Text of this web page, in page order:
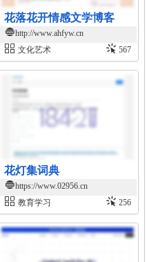
花落花开情感文学博客
http://www.ahfyw.cn
文化艺术
567
花灯集词典
https://www.02956.cn
教育学习
256